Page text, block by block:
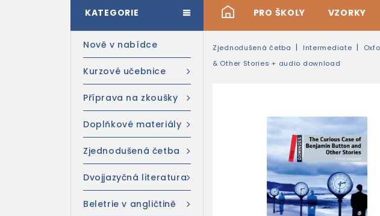
# PRO ŠKOLY VZORKY
KATEGORIE
Nově v nabídce
Kurzové učebnice
Příprava na zkoušky
Doplňkové materiály
Zjednodušená četba
Dvojjazyčná literatura
Beletrie v angličtině
Zjednodušená četba Intermediate
& Other Stories + audio download